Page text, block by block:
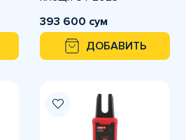
393 600 сум
ДОБАВИТЬ